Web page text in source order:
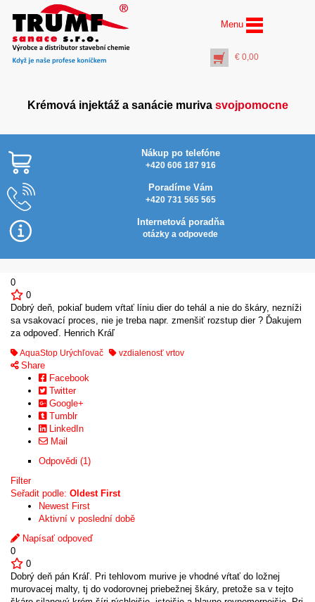
Menu
€ 0,00
Krémová injektáž a sanácie muriva svojpomocne
Nákup po telefóne
+420 606 187 916
Poradíme Vám
+420 731 565 565
Internetová poradňa
otázky a odpovede
0
0
Dobrý deň, pokiaľ budem vŕtať líniu dier do tehál a nie do škáry, nezníži
sa vsakovací proces, nie je treba napr. zmenšiť rozstup dier ? Ďakujem
za odpoveď. Henrich Kráľ
AquaStop Urýchľovač vzdialenosť vrtov
Share
Facebook
Twitter
Google+
Tumblr
LinkedIn
Mail
Odpovědi (1)
Filter
Seřadit podle: Oldest First
Newest First
Aktivní v poslední době
Napísať odpoveď
0
0
Dobrý deň pán Kráľ. Pri tehlovom murive je vhodné vŕtať do ložnej
murovacej malty, tj do vodorovnej priebežnej škáry, pretože sa v tejto
Profi vrták Ø 14 mm
dĺžka 1000 mm
(pracovná dĺžka 950
mm)
€69,00